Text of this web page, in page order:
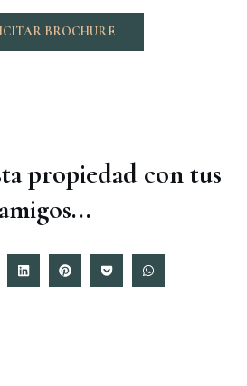
BROCHURE
propiedad con tus
amigos...